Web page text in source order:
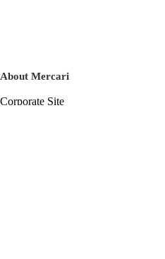
About Mercari
Corporate Site